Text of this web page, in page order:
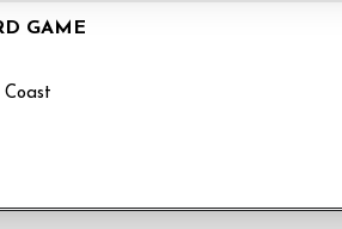
GAME